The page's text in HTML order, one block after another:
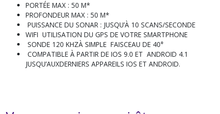
PORTÉE MAX : 50 M* 
PROFONDEUR MAX : 50 M*
PUISSANCE DU SONAR : JUSQU’À 10 SCANS/SECONDE
WIFI  UTILISATION DU GPS DE VOTRE SMARTPHONE
SONDE 120 KHZÀ SIMPLE FAISCEAU DE 40°
COMPATIBLE À PARTIR DE IOS 9.0 ET ANDROID 4.1
JUSQU’AUXDERNIERS APPAREILS IOS ET ANDROID.